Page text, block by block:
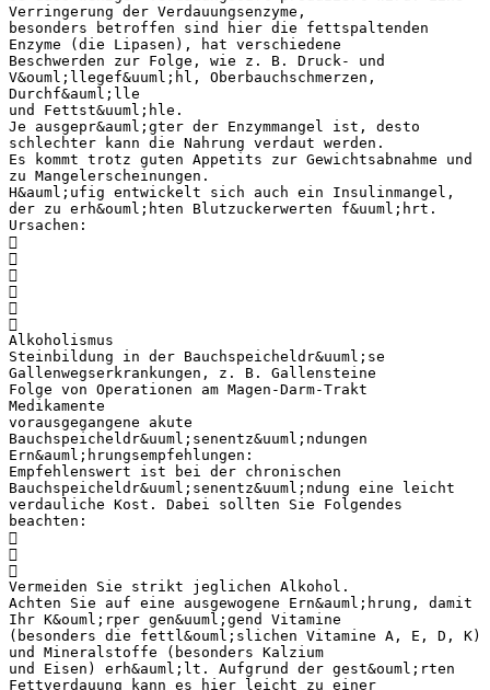
Verringerung der Verdauungsenzyme,
besonders betroffen sind hier die fettspaltenden
Enzyme (die Lipasen), hat verschiedene
Beschwerden zur Folge, wie z. B. Druck- und
V&ouml;llegef&uuml;hl, Oberbauchschmerzen,
Durchf&auml;lle
und Fettst&uuml;hle.
Je ausgepr&auml;gter der Enzymmangel ist, desto
schlechter kann die Nahrung verdaut werden.
Es kommt trotz guten Appetits zur Gewichtsabnahme und
zu Mangelerscheinungen.
H&auml;ufig entwickelt sich auch ein Insulinmangel,
der zu erh&ouml;hten Blutzuckerwerten f&uuml;hrt.
Ursachen:






Alkoholismus
Steinbildung in der Bauchspeicheldr&uuml;se
Gallenwegserkrankungen, z. B. Gallensteine
Folge von Operationen am Magen-Darm-Trakt
Medikamente
vorausgegangene akute
Bauchspeicheldr&uuml;senentz&uuml;ndungen
Ern&auml;hrungsempfehlungen:
Empfehlenswert ist bei der chronischen
Bauchspeicheldr&uuml;senentz&uuml;ndung eine leicht
verdauliche Kost. Dabei sollten Sie Folgendes
beachten:



Vermeiden Sie strikt jeglichen Alkohol.
Achten Sie auf eine ausgewogene Ern&auml;hrung, damit
Ihr K&ouml;rper gen&uuml;gend Vitamine
(besonders die fettl&ouml;slichen Vitamine A, E, D, K)
und Mineralstoffe (besonders Kalzium
und Eisen) erh&auml;lt. Aufgrund der gest&ouml;rten
Fettverdauung kann es hier leicht zu einer